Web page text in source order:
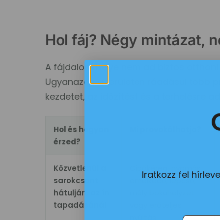
Hol fáj? Négy mintázat,
A fájdalom helye nem ad biztos otthoni
Ugyanazon a területen ráadásul több
kezdetet, az időzítést és a terhelésre
Hol és hogyan
érzed?
Közvetlenül a
sarokcsont
hátulján, az ín
tapadásánál
emelkedő, lépcső,
Iratkozz fel